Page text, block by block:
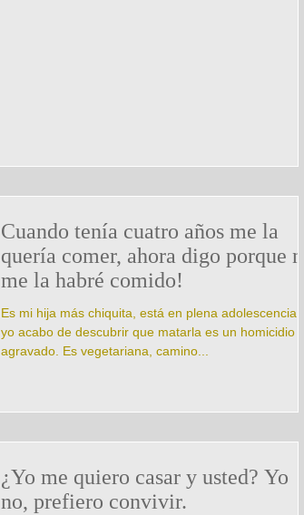
Cuando tenía cuatro años me la
quería comer, ahora digo porque no
me la habré comido!
Es mi hija más chiquita, está en plena adolescencia, y
yo acabo de descubrir que matarla es un homicidio
agravado. Es vegetariana, camino...
¿Yo me quiero casar y usted? Yo
no, prefiero convivir.